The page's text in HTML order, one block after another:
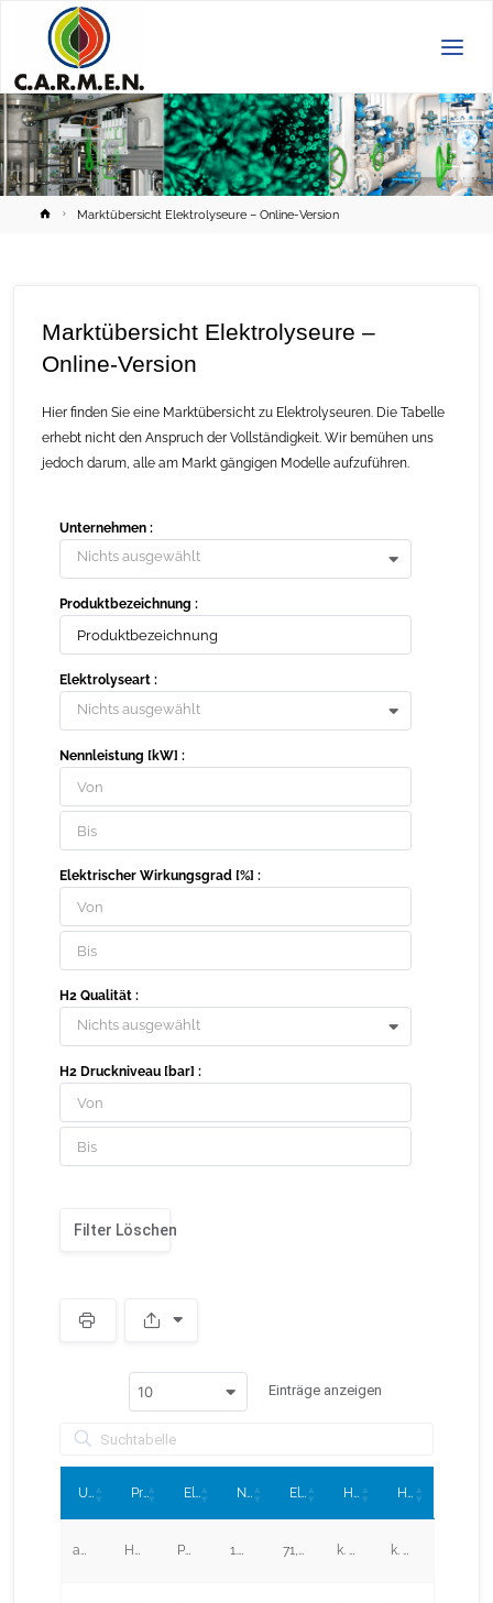
HomeMarktübersicht Elektrolyseure – Online-Version
Marktübersicht Elektrolyseure –
Online-Version
Hier finden Sie eine Marktübersicht zu Elektrolyseuren. Die Tabelle
erhebt nicht den Anspruch der Vollständigkeit. Wir bemühen uns
jedoch darum, alle am Markt gängigen Modelle aufzuführen.
Unternehmen :
Nichts ausgewählt
Produktbezeichnung :
Elektrolyseart :
Nichts ausgewählt
Nennleistung [kW] :
Elektrischer Wirkungsgrad [%] :
H2 Qualität :
Nichts ausgewählt
H2 Druckniveau [bar] :
Filter Löschen
e
r
10 Einträge anzeigen
Unternehmen Produktbezeichnung Elektrolyseart Nennleistung [kW] Elektrischer Wirkungsgrad [%] H2 Qualität H2 Druckniveau [bar]
accelera by Cummins* HyLYZER 200-30 PEM 1.000,00 71,7 k. A. k. A.